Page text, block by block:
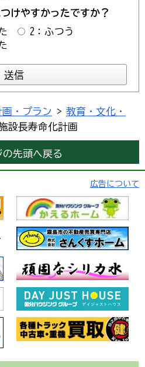
けやすかったですか？
2：ふつう
画・プラン > 教育・文化・
設長寿命化計画
の先頭へ戻る
広告について